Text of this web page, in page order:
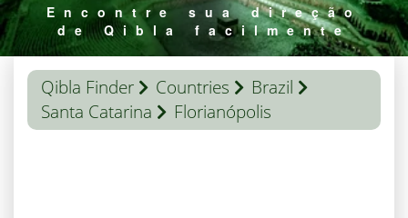
Encontre sua direção
de Qibla facilmente
Qibla Finder Countries
Brazil
Santa Catarina
Florianópolis